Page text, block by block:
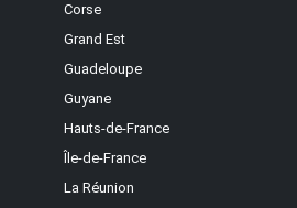
Corse
Grand Est
Guadeloupe
Guyane
Hauts-de-France
Île-de-France
La Réunion